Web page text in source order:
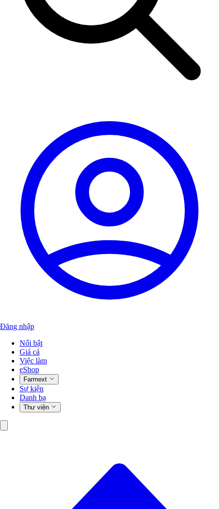
Đăng nhập
Nổi bật
Giá cả
Việc làm
eShop
Farmext
Sự kiện
Danh bạ
Thư viện